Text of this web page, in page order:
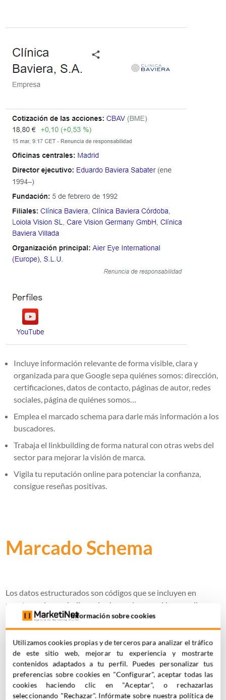
Incluye información relevante de forma visible, clara y
organizada para que Google sepa quiénes somos: dirección,
certificaciones, datos de contacto, páginas de autor, redes
sociales, página de quiénes somos…
Emplea el marcado schema para darle más información a los
buscadores.
Trabaja el linkbuilding de forma natural con otras webs del
sector para mejorar la visión de marca.
Vigila tu reputación online para potenciar la confianza,
consigue reseñas positivas.
Marcado Schema
Los datos estructurados son códigos que se incluyen en
nuestra web para indicar a los buscadores qué hay en ella:
productos, eventos, autores etc. La mayoría de los datos
estructurados de la Búsqueda usan vocabulario de
schema.org.
Podemos encontrar diferentes tipos demarcado schema para
el sector salud, tanto para condiciones médicas,
Información sobre cookies
Utilizamos cookies propias y de terceros para analizar el tráfico
de este sitio web, mejorar tu experiencia y mostrarte
contenidos adaptados a tu perfil. Puedes personalizar tus
preferencias sobre cookies en "Configurar", aceptar todas las
cookies haciendo clic en "Aceptar", o rechazarlas
seleccionando "Rechazar". Infórmate sobre nuestra política de